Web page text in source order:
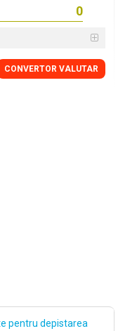
CONVERTOR VALUTAR
pentru depistarea